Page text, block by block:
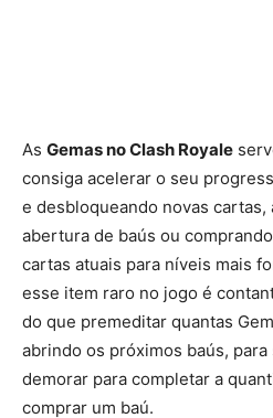
As Gemas no Clash Royale
consiga acelerar o seu
e desbloqueando novas
abertura de baús ou
cartas atuais para níveis mais
esse item raro no jogo é
do que premeditar quantas
abrindo os próximos baús,
demorar para completar a
comprar um baú.